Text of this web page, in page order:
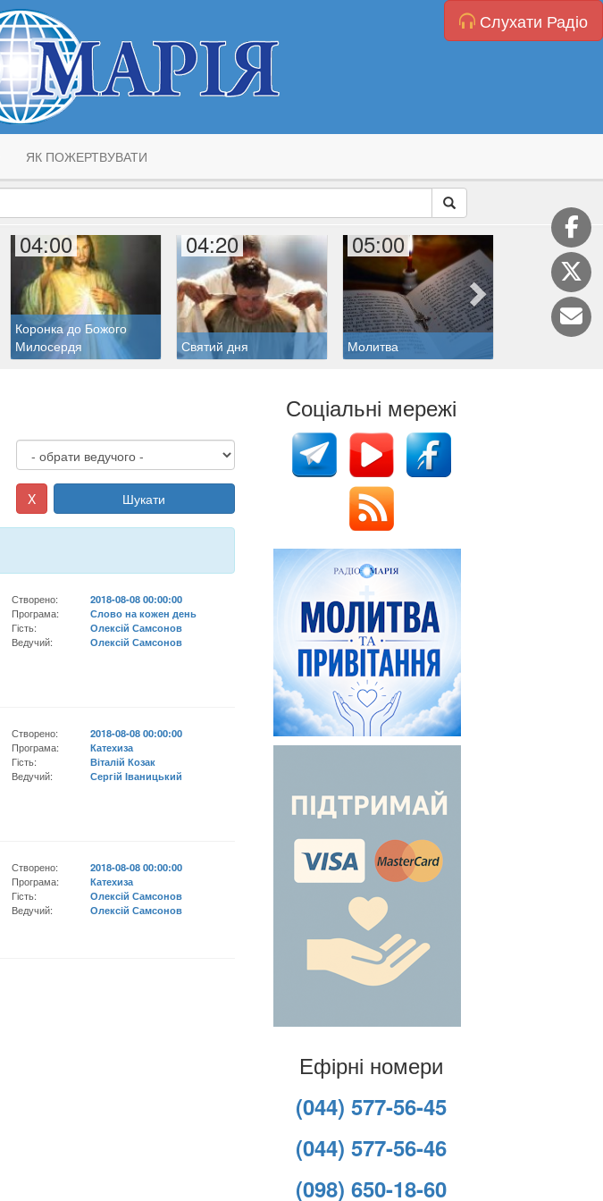
Слухати Радіо
ЯК ПОЖЕРТВУВАТИ
04:00
Коронка до Божого
Милосердя
04:20
Святий дня
05:00
Молитва
06:00
X Шукати
Створено:
2018-08-08 00:00:00
Програма:
Слово на кожен день
Гість:
Олексій Самсонов
Ведучий:
Олексій Самсонов
Створено:
2018-08-08 00:00:00
Програма:
Катехиза
Гість:
Віталій Козак
Ведучий:
Сергій Іваницький
Створено:
2018-08-08 00:00:00
Програма:
Катехиза
Гість:
Олексій Самсонов
Ведучий:
Олексій Самсонов
Соціальні мережі
Ефірні номери
(044) 577-56-45
(044) 577-56-46
(098) 650-18-60